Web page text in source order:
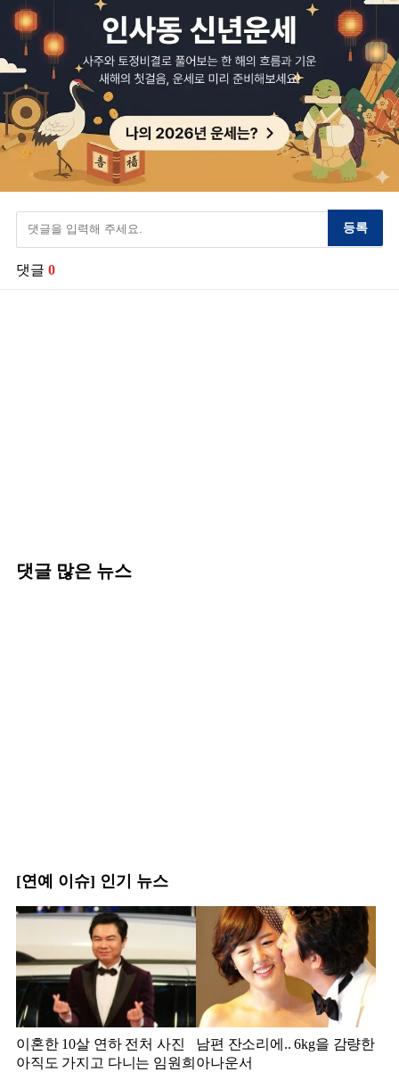
등록
댓글 0
댓글 많은 뉴스
[연예 이슈] 인기 뉴스
이혼한 10살 연하 전처 사진
아직도 가지고 다니는 임원희
남편 잔소리에.. 6kg을 감량한
아나운서